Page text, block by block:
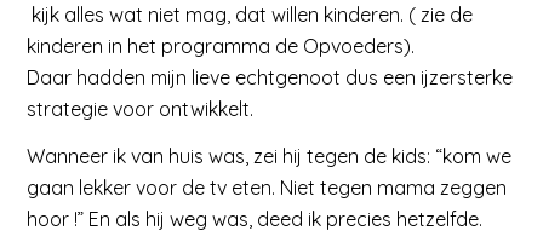
kijk alles wat niet mag, dat willen kinderen. ( zie de
kinderen in het programma de Opvoeders).
Daar hadden mijn lieve echtgenoot dus een ijzersterke
strategie voor ontwikkelt.
Wanneer ik van huis was, zei hij tegen de kids: “kom we
gaan lekker voor de tv eten. Niet tegen mama zeggen
hoor !” En als hij weg was, deed ik precies hetzelfde.